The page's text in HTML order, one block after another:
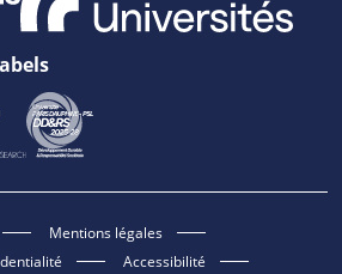
Mentions légales
Accessibilité